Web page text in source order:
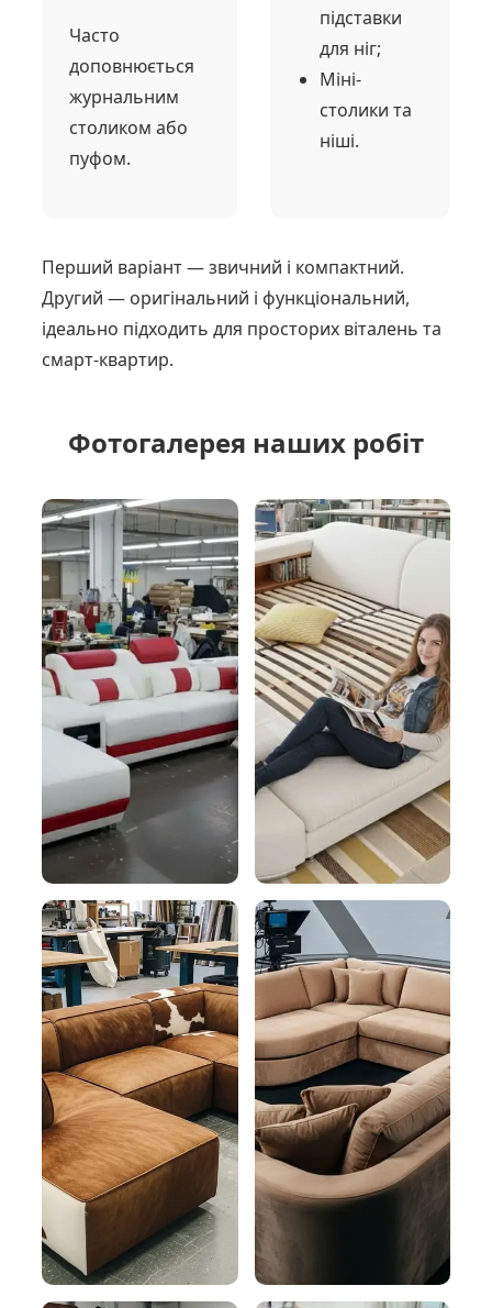
Часто
доповнюється
журнальним
столиком або
пуфом.
підставки
для ніг;
Міні-
столики та
ніші.
Перший варіант — звичний і компактний.
Другий — оригінальний і функціональний,
ідеально підходить для просторих віталень та
смарт-квартир.
Фотогалерея наших робіт